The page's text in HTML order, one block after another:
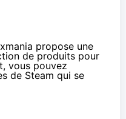
propose une
de produits pour
vous pouvez
de Steam qui se